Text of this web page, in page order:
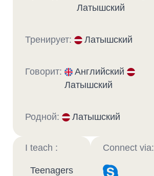
Латышский
Тренирует: Латышский
Говорит:
Английский
Латышский
Родной: Латышский
I teach :
Teenagers
Connect via: